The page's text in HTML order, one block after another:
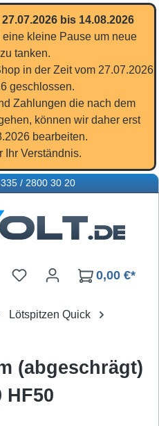
bis 14.08.2026
kleine Pause um neue
tanken.
in der Zeit vom 27.07.2026
geschlossen.
Zahlungen die nach dem
können wir daher erst
bearbeiten.
Ihr Verständnis.
/ 2800 30 20
Du hast 0 Produkte auf
0,00 €*
Lötspitzen Quick
(abgeschrägt)
HF50